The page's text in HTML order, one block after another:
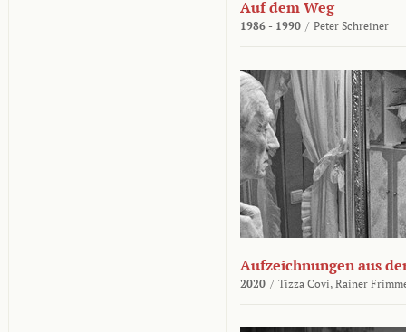
Auf dem Weg
1986 - 1990 / Peter Schreiner
Aufzeichnungen aus
2020 / Tizza Covi, Rainer